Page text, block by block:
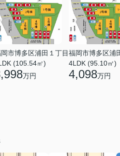
市博多区浦田１丁目
(105.54㎡)
万円
福岡市博多区浦
4LDK (95.10㎡)
4,098万円